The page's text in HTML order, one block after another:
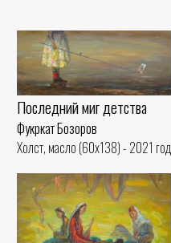
Последний миг детства
Фукркат Бозоров
Холст, масло (60x138) - 2021 год